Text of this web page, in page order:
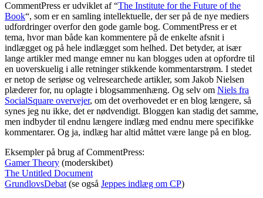
CommentPress er udviklet af “The Institute for the Future of the
Book“, som er en samling intellektuelle, der ser på de nye mediers
udfordringer overfor den gode gamle bog. CommentPress er et
tema, hvor man både kan kommentere på de enkelte afsnit i
indlægget og på hele indlægget som helhed. Det betyder, at især
lange artikler med mange emner nu kan blogges uden at opfordre til
en uoverskuelig i alle retninger stikkende kommentarstrøm. I stedet
er netop de seriøse og velresearchede artikler, som Jakob Nielsen
plæderer for, nu oplagte i blogsammenhæng. Og selv om Niels fra
SocialSquare overvejer, om det overhovedet er en blog længere, så
synes jeg nu ikke, det er nødvendigt. Bloggen kan stadig det samme,
men indbyder til endnu længere indlæg med endnu mere specifikke
kommentarer. Og ja, indlæg har altid måttet være lange på en blog.
Eksempler på brug af CommentPress:
Gamer Theory (moderskibet)
The Untitled Document
GrundlovsDebat (se også Jeppes indlæg om CP)